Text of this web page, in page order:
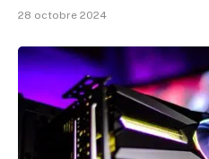
28 octobre 2024